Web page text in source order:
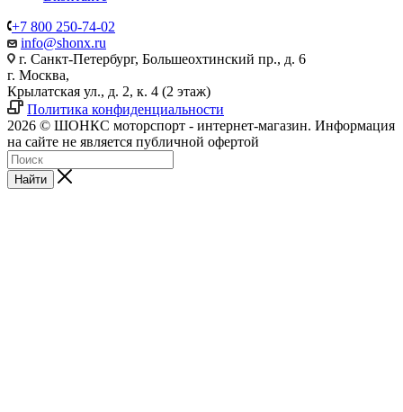
+7 800 250-74-02
info@shonx.ru
г. Санкт-Петербург, Большеохтинский пр., д. 6
г. Москва,
Крылатская ул., д. 2, к. 4 (2 этаж)
Политика конфиденциальности
2026 © ШОНКС моторспорт - интернет-магазин. Информация
на сайте не является публичной офертой
Найти